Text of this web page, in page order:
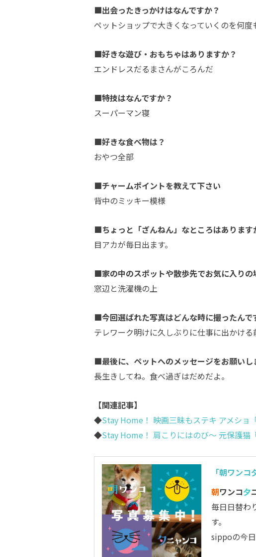
■出会ったきっかけはなんですか？
ペットショップで大きくなっていくのを何
■好きな遊び・おもちゃはありますか？
エンドレスだるまさんがころんだ
■特技はなんですか？
スーパーマン寝
■好きな食べ物は？
おやつ全部
■チャームポイントを教えて下さい
背中のミッキー模様
■ちょっと「ざんねん」なところはあります
目アカが毎日出ます。
■家の中のスポットや散歩先でお気に入りの
窓辺と洗濯機の上
■今回選ばれた写真はどんな時に撮ったんで
テレワーク明けに久しぶりに仕事に出かける
■最後に、ペットへのメッセージをお願いし
長生きしてね。食べ過ぎはだめだよ。
【関連記事】
◆Stay Home！ 映画三昧もステキ アメショ
◆Stay Home！ 肩こりにはのび～ 元保護猫
「朝ワン
朝ワンコ夕
毎日日替わ
す。
sippoの今